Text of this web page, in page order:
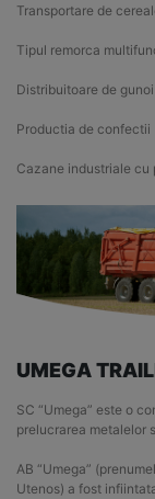
Transportare de
Tipul remorca
Distribuitoare de gunoi
Productia de confectii
Cazane industriale cu
UMEGA
SC “Umega” este o
prelucrarea metalelor
AB “Umega”
Utenos) a fost